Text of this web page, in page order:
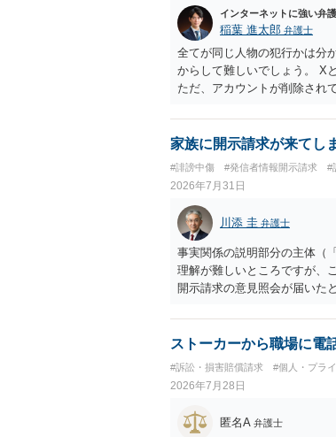
インターネットに強い弁
稲葉 進太郎 弁護士
全てが同じ人物の犯行かは分
からして難しいでしょう。 X
ただ、アカウントが削除され
相手に全ての弁護士費用を負
せることができるでしょう。
家族に開示請求が来てし
#誹謗中傷 #発信者情報開示請求 #
2026年7月31日
川添 圭 弁護士
事実関係の説明部分の主体（
理解が難しいところですが、
開示請求の意見照会が届いた
可能性があるように思われま
者があなたであるという内容
理人の事務所なのかが不明で
者であるなら、夫を被告とし
状況（別居中なのか、夫婦関
があり、実際にどのような対
ストーカーから職場に電
#訴訟・損害賠償請求 #個人・プラ
2026年7月28日
匿名A 弁護士